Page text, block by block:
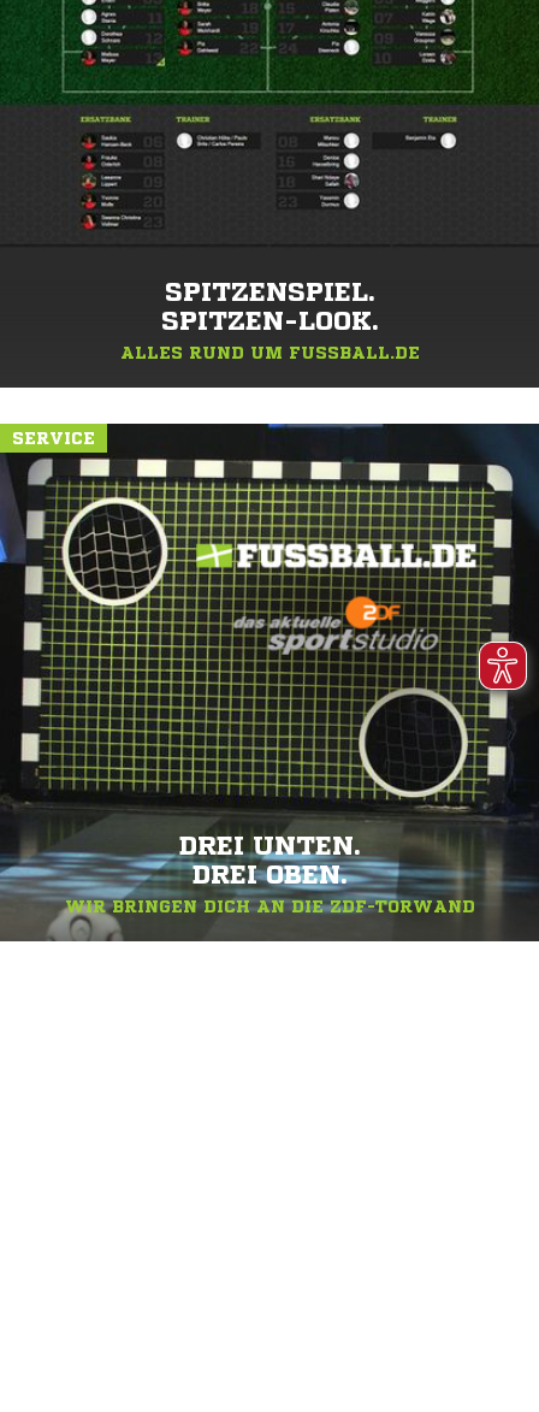
SPITZENSPIEL.
SPITZEN-LOOK.
ALLES RUND UM FUSSBALL.DE
SERVICE
DREI UNTEN.
DREI OBEN.
WIR BRINGEN DICH AN DIE ZDF-TORWAND